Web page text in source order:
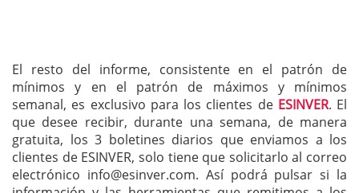
El resto del informe, consistente en el patrón de
mínimos y en el patrón de máximos y mínimos
semanal, es exclusivo para los clientes de ESINVER. El
que desee recibir, durante una semana, de manera
gratuita, los 3 boletines diarios que enviamos a los
clientes de ESINVER, solo tiene que solicitarlo al correo
electrónico info@esinver.com. Así podrá pulsar si la